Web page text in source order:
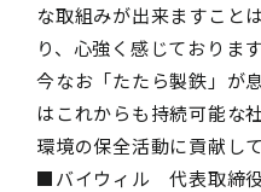
な取組みが出来ますこと
り、心強く感じております
今なお「たたら製鉄」が
はこれからも持続可能な
環境の保全活動に貢献し
■バイウィル 代表取締